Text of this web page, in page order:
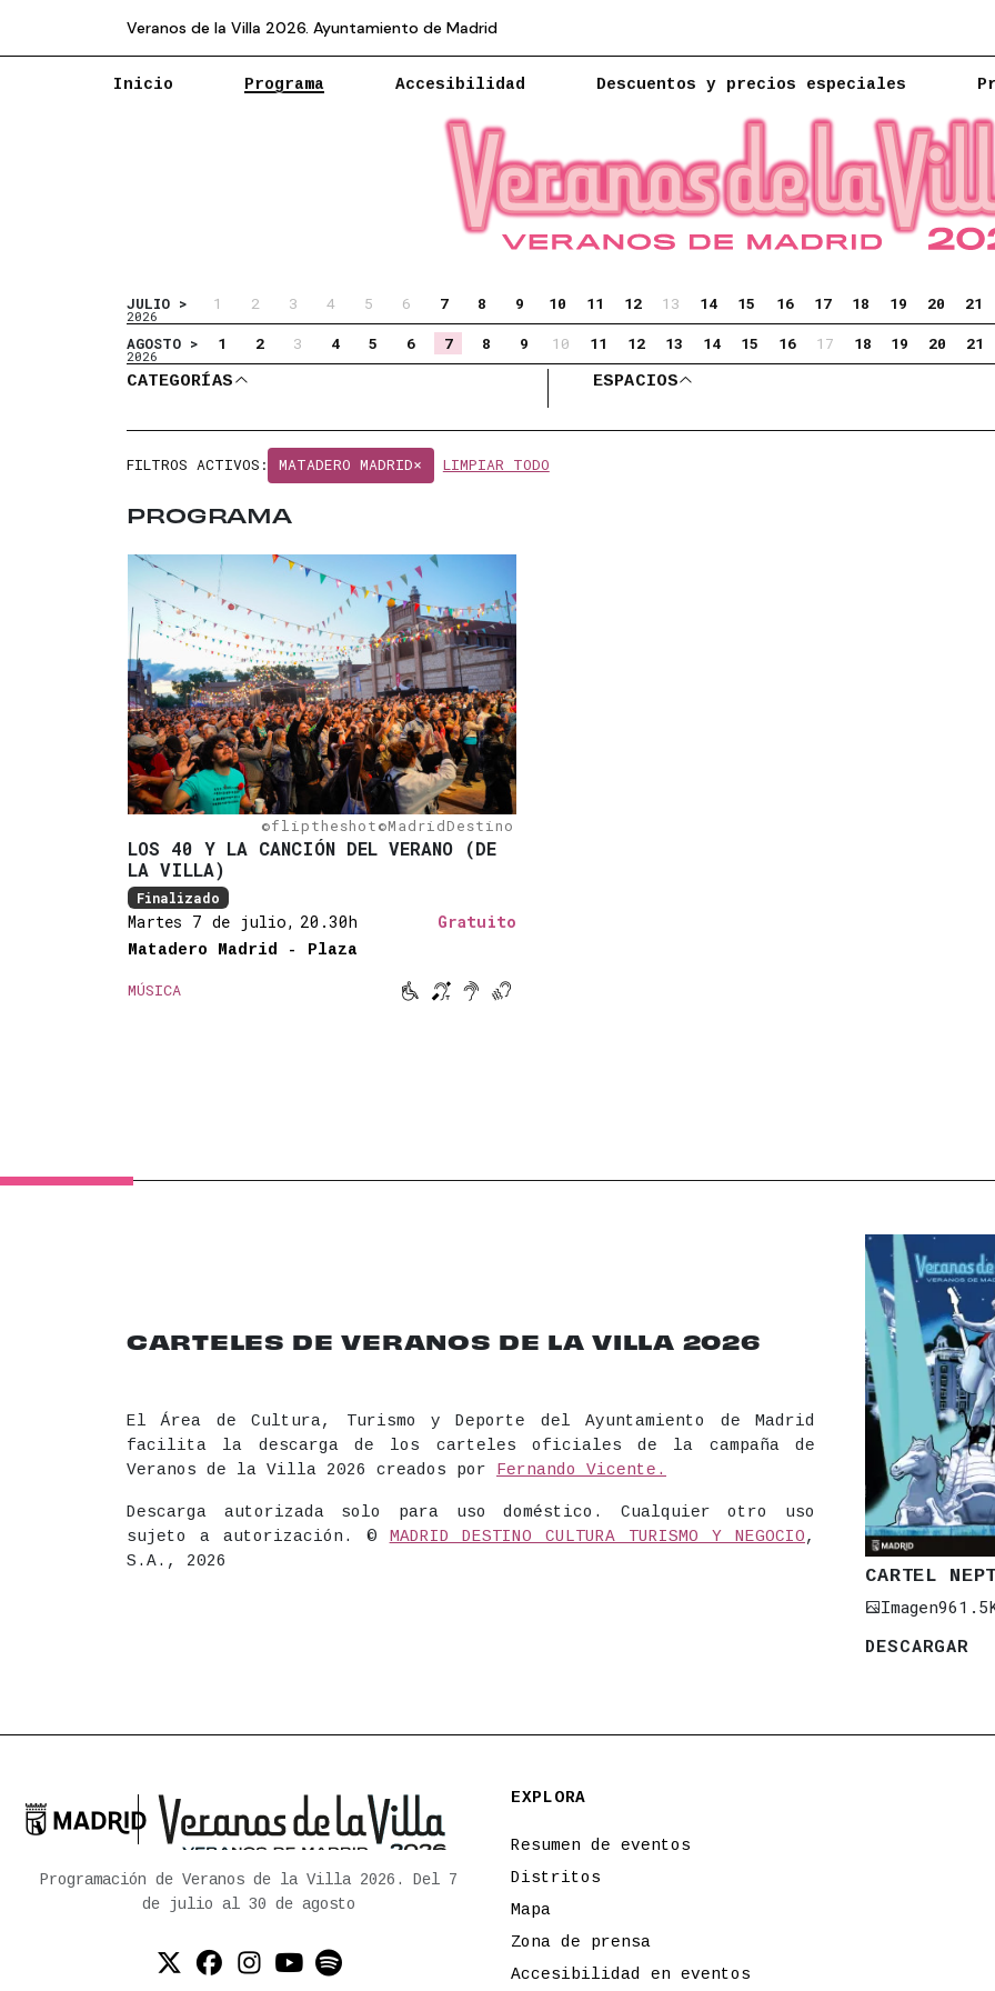
Veranos de la Villa 2026. Ayuntamiento de Madrid
Inicio Programa Accesibilidad Descuentos y precios especiales
JULIO >
2026
1 2 3 4 5 6 7 8 9 10 11 12 13 14 15 16 17 18 19 20 21
AGOSTO >
2026
1 2 3 4 5 6 7 8 9 10 11 12 13 14 15 16 17 18 19 20 21
Al seleccionar filtros se actualizará automáticamente el listado de eventos.
CATEGORÍAS
ABRIR CATEGORÍAS
ESPACIOS
ABRIR ESPACIOS
FILTROS ACTIVOS: MATADERO MADRID× LIMPIAR TODO
PROGRAMA
©fliptheshot©MadridDestino
LOS 40 Y LA CANCIÓN DEL VERANO (DE
LA VILLA)
Finalizado
Martes 7 de julio, 20.30h Gratuito
Matadero Madrid - Plaza
MÚSICA Movilidad reducida

Bucle magnético
Sonido amplificado
Mochilas vibratorias
CARTELES DE VERANOS DE LA VILLA 2026
El Área de Cultura, Turismo y Deporte del Ayuntamiento de Madrid
facilita la descarga de los carteles oficiales de la campaña de
Veranos de la Villa 2026 creados por
Fernando Vicente.
Descarga autorizada solo para uso doméstico. Cualquier otro uso
sujeto a autorización. ©
MADRID DESTINO CULTURA TURISMO Y NEGOCIO,
S.A., 2026
CARTEL
Imagen
DESCARGAR

Ayuntamiento de Madrid
Programación de Veranos de la Villa 2026. Del 7
de julio al 30 de agosto
Twitter (X)
Facebook
Instagram
YouTube
Spotify
EXPLORA
Resumen de eventos
Distritos
Mapa
Zona de prensa
Accesibilidad en eventos